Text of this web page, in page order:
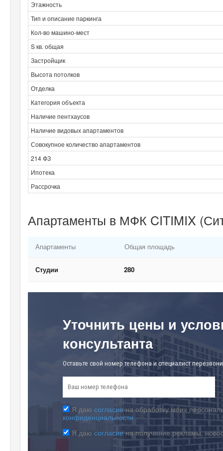
Этажность
Тип и описание паркинга
Кол-во машино-мест
S кв. общая
Застройщик
Высота потолков
Отделка
Категория объекта
Наличие пентхаусов
Наличие видовых апартаментов
Совокупное количество апартаментов
214 ФЗ
Ипотека
Рассрочка
Апартаменты в МФК CITIMIX
Апартаменты Общая площадь
Студии 280
Уточнить цены и
консультанта
Оставьте свой номер телефона и специалист
Я даю согласиена обработку моих
конфиденциальности
Я даю согласиена получение рекламы,